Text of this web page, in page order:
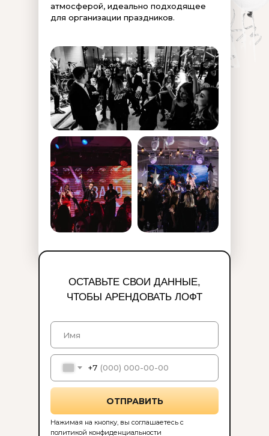
атмосферой, идеально подходящее
для организации праздников.
+7
ОТПРАВИТЬ
ОСТАВЬТЕ СВОИ ДАННЫЕ,
ЧТОБЫ АРЕНДОВАТЬ ЛОФТ
Нажимая на кнопку, вы соглашаетесь с
политикой конфиденциальности